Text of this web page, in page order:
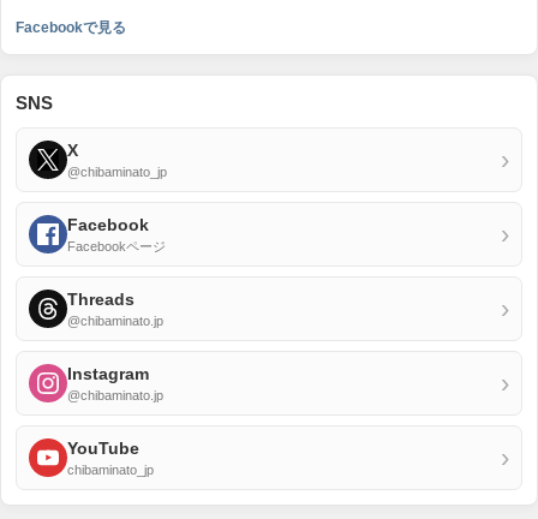
Facebookで見る
SNS
X
@chibaminato_jp ›
Facebook
Facebookページ ›
Threads
@chibaminato.jp ›
Instagram
@chibaminato.jp ›
YouTube
chibaminato_jp ›